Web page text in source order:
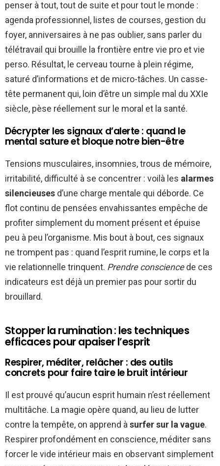
penser à tout, tout de suite et pour tout le monde :
agenda professionnel, listes de courses, gestion du
foyer, anniversaires à ne pas oublier, sans parler du
télétravail qui brouille la frontière entre vie pro et vie
perso. Résultat, le cerveau tourne à plein régime,
saturé d’informations et de micro-tâches. Un casse-
tête permanent qui, loin d’être un simple mal du XXIe
siècle, pèse réellement sur le moral et la santé.
Décrypter les signaux d’alerte : quand le
mental sature et bloque notre bien-être
Tensions musculaires, insomnies, trous de mémoire,
irritabilité, difficulté à se concentrer : voilà les alarmes
silencieuses d’une charge mentale qui déborde. Ce
flot continu de pensées envahissantes empêche de
profiter simplement du moment présent et épuise
peu à peu l’organisme. Mis bout à bout, ces signaux
ne trompent pas : quand l’esprit rumine, le corps et la
vie relationnelle trinquent. Prendre consciencede ces
indicateurs est déjà un premier pas pour sortir du
brouillard.
Stopper la rumination : les techniques
efficaces pour apaiser l’esprit
Respirer, méditer, relâcher : des outils
concrets pour faire taire le bruit intérieur
Il est prouvé qu’aucun esprit humain n’est réellement
multitâche. La magie opère quand, au lieu de lutter
contre la tempête, on apprend à surfer sur la vague.
Respirer profondément en conscience, méditer sans
forcer le vide intérieur mais en observant simplement